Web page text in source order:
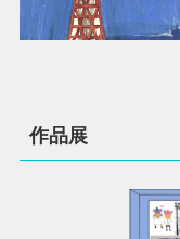
作品展